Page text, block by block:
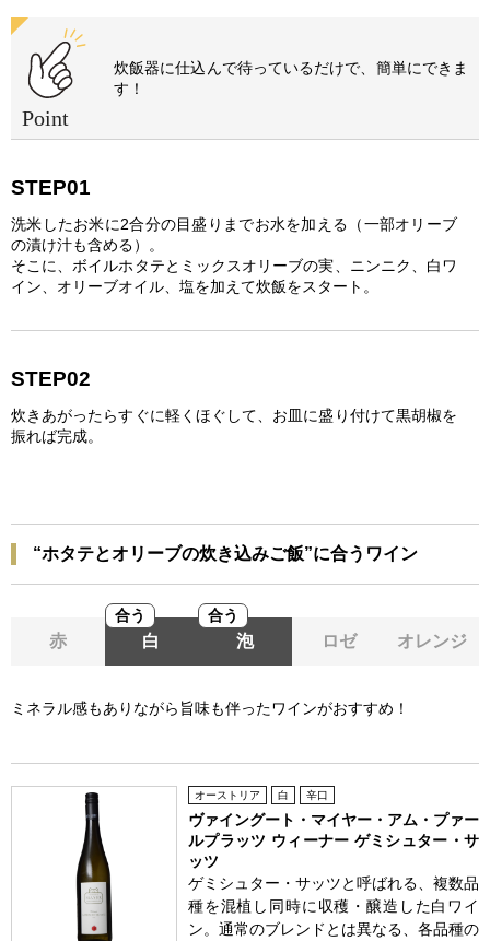
炊飯器に仕込んで待っているだけで、簡単にできま
す！
STEP01
洗米したお米に2合分の目盛りまでお水を加える（一部オリーブ
の漬け汁も含める）。
そこに、ボイルホタテとミックスオリーブの実、ニンニク、白ワ
イン、オリーブオイル、塩を加えて炊飯をスタート。
STEP02
炊きあがったらすぐに軽くほぐして、お皿に盛り付けて黒胡椒を
振れば完成。
“ホタテとオリーブの炊き込みご飯”に合うワイン
赤
合う
白
合う
泡 ロゼ オレンジ
ミネラル感もありながら旨味も伴ったワインがおすすめ！
オーストリア 白 辛口
ヴァイングート・マイヤー・アム・プァー
ルプラッツ ウィーナー ゲミシュター・サ
ッツ
ゲミシュター・サッツと呼ばれる、複数品
種を混植し同時に収穫・醸造した白ワイ
ン。通常のブレンドとは異なる、各品種の